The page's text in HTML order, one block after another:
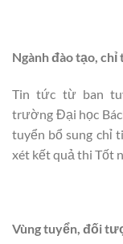
Ngành đào tạo,
Tin tức từ ban
trường Đại học
tuyển bổ sung chỉ
xét kết quả thi Tốt
Vùng tuyển, đối